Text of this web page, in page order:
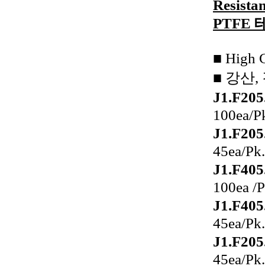
PTFE
■ High
■ 강산,
100ea/
45ea/Pk.
100ea /
45ea/Pk.
45ea/Pk.